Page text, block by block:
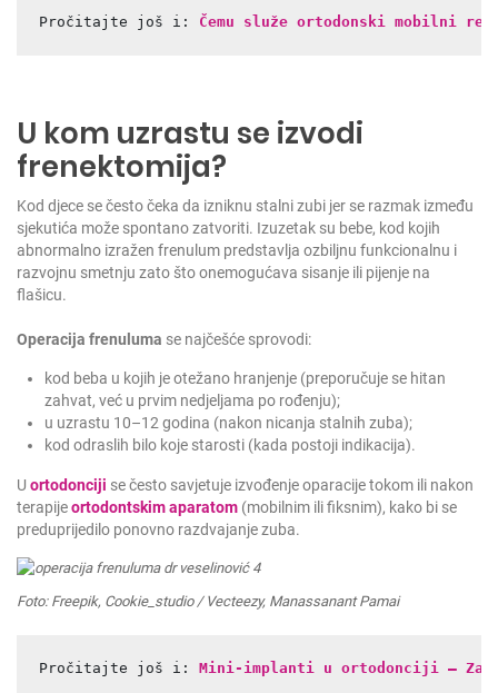
Pročitajte još i: Čemu služe ortodonski mobilni
U kom uzrastu se izvodi
frenektomija?
Kod djece se često čeka da izniknu stalni zubi jer se razmak između
sjekutića može spontano zatvoriti. Izuzetak su bebe, kod kojih
abnormalno izražen frenulum predstavlja ozbiljnu funkcionalnu i
razvojnu smetnju zato što onemogućava sisanje ili pijenje na
flašicu.
Operacija frenuluma se najčešće sprovodi:
kod beba u kojih je otežano hranjenje (preporučuje se hitan
zahvat, već u prvim nedjeljama po rođenju);
u uzrastu 10–12 godina (nakon nicanja stalnih zuba);
kod odraslih bilo koje starosti (kada postoji indikacija).
U ortodonciji se često savjetuje izvođenje oparacije tokom ili nakon
terapijeortodontskim aparatom (mobilnim ili fiksnim), kako bi se
preduprijedilo ponovno razdvajanje zuba.
Foto: Freepik, Cookie_studio / Vecteezy, Manassanant Pamai
Pročitajte još i: Mini-implanti u ortodonciji – Za